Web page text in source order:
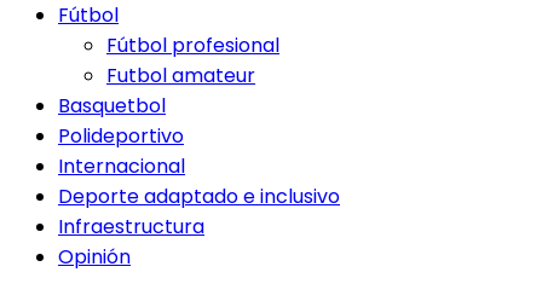
Fútbol
Fútbol profesional
Futbol amateur
Basquetbol
Polideportivo
Internacional
Deporte adaptado e inclusivo
Infraestructura
Opinión